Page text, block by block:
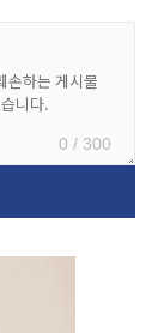
0 / 300